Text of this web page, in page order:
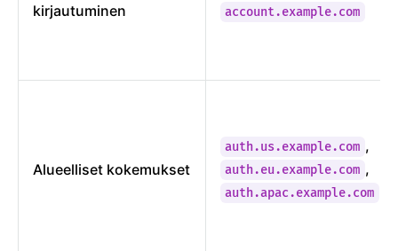
kirjautuminen
account.example.com
Alueelliset kokemukset
auth.us.example.com ,
auth.eu.example.com ,
auth.apac.example.com